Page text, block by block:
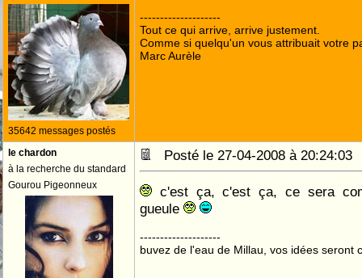
35642 messages postés
--------------------
Tout ce qui arrive, arrive justement.
Comme si quelqu'un vous attribuait votre
Marc Aurèle
le chardon
à la recherche du standard
Gourou Pigeonneux
Posté le 27-04-2008 à
c'est ça, c'est ça, ce sera
gueule
--------------------
buvez de l'eau de Millau, vos idées seront